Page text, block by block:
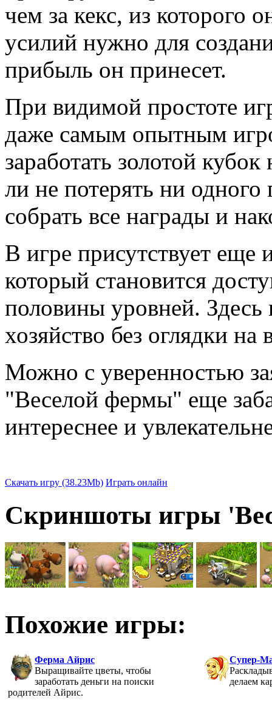
чем за кекс, из которого
усилий нужно для
прибыль он принесет.
При видимой простоте
даже самым опытным
заработать золотой
ли не потерять ни
собрать все награды и
В игре присутствует
который становится
половины уровней. Здесь
хозяйство без оглядки на
Можно с уверенностью
"Веселой фермы" еще
интереснее и
Скачать игру (38.23Mb) Играть онлайн
Скриншоты игры
Похожие игры:
Ферма Айрис
Выращивайте цветы, чтобы
заработать деньги на поиски
родителей Айрис.
Супер-
делаем